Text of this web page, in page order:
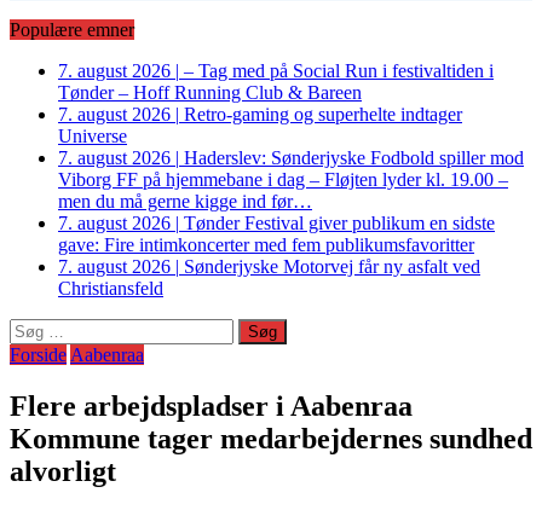
Populære emner
7. august 2026 | – Tag med på Social Run i festivaltiden i
Tønder – Hoff Running Club & Bareen
7. august 2026 | Retro-gaming og superhelte indtager
Universe
7. august 2026 | Haderslev: Sønderjyske Fodbold spiller mod
Viborg FF på hjemmebane i dag – Fløjten lyder kl. 19.00 –
men du må gerne kigge ind før…
7. august 2026 | Tønder Festival giver publikum en sidste
gave: Fire intimkoncerter med fem publikumsfavoritter
7. august 2026 | Sønderjyske Motorvej får ny asfalt ved
Christiansfeld
Søg
efter:
Forside Aabenraa
Flere arbejdspladser i Aabenraa
Kommune tager medarbejdernes sundhed
alvorligt